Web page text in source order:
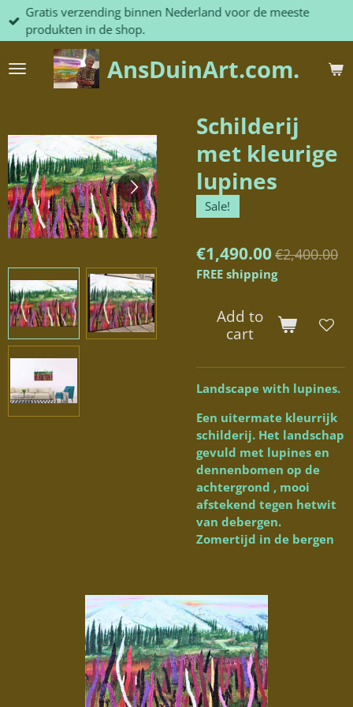
Skip
content
AnsDuinArt.com.
Gratis verzending binnen Nederland voor de meeste
produkten in de shop.
Schilderij
met kleurige
lupines
Sale!
€1,490.00€2,400.00
FREE shipping
Add to
cart
Landscape with lupines.
Een uitermate kleurrijk
schilderij. Het landschap
gevuld met lupines en
dennenbomen op de
achtergrond , mooi
afstekend tegen hetwit
van debergen.
Zomertijd in de bergen